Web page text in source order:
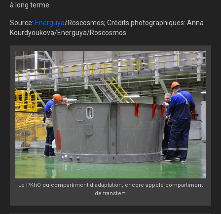
à long terme.
Source: Energuya/Roscosmos; Crédits photographiques: Anna
Kourdyoukova/Energuya/Roscosmos
Le PKhO ou compartiment d'adaptation, encore appelé compartiment
de transfert.